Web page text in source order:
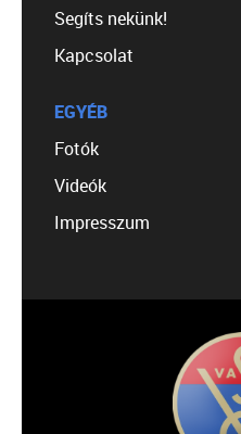
Segíts nekünk!
Kapcsolat
EGYÉB
Fotók
Videók
Impresszum